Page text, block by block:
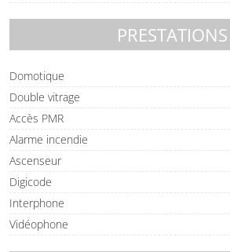
PRESTATIONS
Domotique
Double vitrage
Accès PMR
Alarme incendie
Ascenseur
Digicode
Interphone
Vidéophone